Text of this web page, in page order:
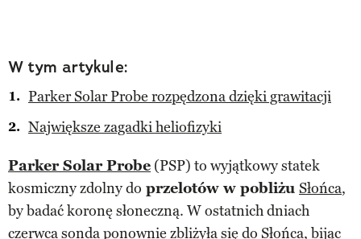
W tym artykule:
Parker Solar Probe rozpędzona dzięki grawitacji
Największe zagadki heliofizyki
Parker Solar Probe (PSP) to wyjątkowy statek
kosmiczny zdolny do przelotów w pobliżu Słońca,
by badać koronę słoneczną. W ostatnich dniach
czerwca sonda ponownie zbliżyła się do Słońca, bijąc